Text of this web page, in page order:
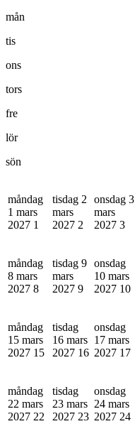
mån
tis
ons
tors
fre
lör
sön
måndag
1 mars
2027 1
tisdag 2
mars
2027 2
onsdag 3
mars
2027 3
måndag
8 mars
2027 8
tisdag 9
mars
2027 9
onsdag
10 mars
2027 10
måndag
15 mars
2027 15
tisdag
16 mars
2027 16
onsdag
17 mars
2027 17
måndag
22 mars
2027 22
tisdag
23 mars
2027 23
onsdag
24 mars
2027 24